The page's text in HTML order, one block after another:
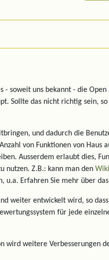
soweit uns bekannt - die Open
Sollte das nicht richtig sein, so
und dadurch die
von Funktionen von Haus
Ausserdem erlaubt dies,
nutzen. Z.B.: kann man den
u.a. Erfahren Sie mehr über
weiter entwickelt wird, so
für jede
wird weitere Verbesserungen